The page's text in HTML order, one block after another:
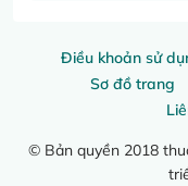
Điều khoản sử
Sơ đồ trang
© Bản quyền 2018